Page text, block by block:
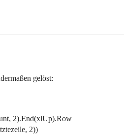
gelöst:
2).End(xlUp).Row
2))